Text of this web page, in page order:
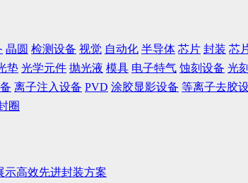
晶圆 检测设备 视觉 自动化 半导体 芯片 封装 芯
垫 光学元件 抛光液 模具 电子特气 蚀刻设备 光
离子注入设备 PVD 涂胶显影设备 等离子去胶
圈
示高效先进封装方案